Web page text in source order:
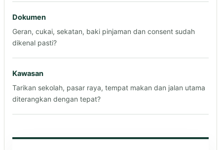
Dokumen
Geran, cukai, sekatan, baki pinjaman dan consent sudah
dikenal pasti?
Kawasan
Tarikan sekolah, pasar raya, tempat makan dan jalan utama
diterangkan dengan tepat?